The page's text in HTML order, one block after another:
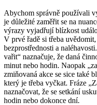
Abychom správně používali
je důležité zaměřit se na
výrazy vyjadřují blízkost
V prvé řadě si třeba
bezprostřednosti a
vařit“ naznačuje, že daná
minut nebo hodin. Naopak
zmiňovaná akce se sice také
který je třeba vyčkat. Fráze
naznačovat, že se setkání
hodin nebo dokonce dní.